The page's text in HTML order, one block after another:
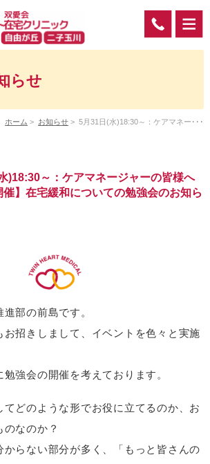
らせ
ホーム > お知らせ > 5月31日(水)18:30～：ケアマネー･･･
)18:30～：ケアマネージャーの皆様へ
催】在宅緩和についての勉強会のお知ら
部の前島です。
お招きしまして、イベントを色々と実施
強会の開催を考えております。
てどのような形でお役に立てるのか、お
なのか？
からない部分が多く、「もっと皆さんの